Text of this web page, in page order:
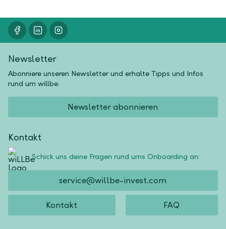
Newsletter
Abonniere unseren Newsletter und erhalte Tipps und Infos
rund um willbe.
Newsletter abonnieren
Kontakt
Schick uns deine Fragen rund ums Onboarding an:
service@willbe-invest.com
Kontakt FAQ